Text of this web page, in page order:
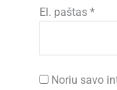
El. paštas*
Noriu savo